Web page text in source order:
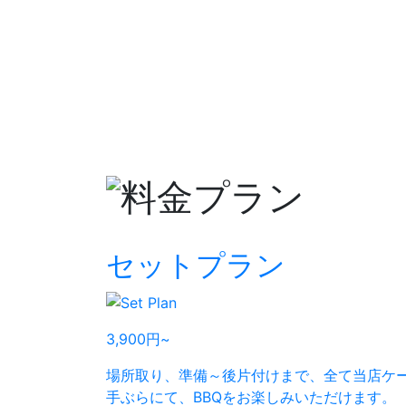
セットプラン
3,900円~
場所取り、準備～後片付けまで、全て当店ケ
手ぶらにて、BBQをお楽しみいただけます。